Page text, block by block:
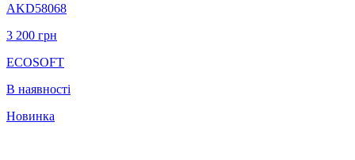
AKD58068
3 200 грн
ECOSOFT
В наявності
Новинка